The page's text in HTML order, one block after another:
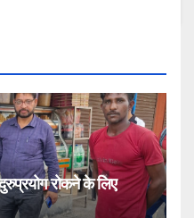
रोकने के लिए